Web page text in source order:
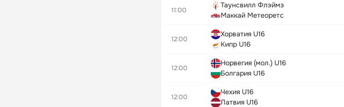
11:00
Таунсвилл Флэймз
Маккай Метеоретс
12:00
Хорватия U16
Кипр U16
12:00
Норвегия (мол.) U16
Болгария U16
12:00
Чехия U16
Латвия U16